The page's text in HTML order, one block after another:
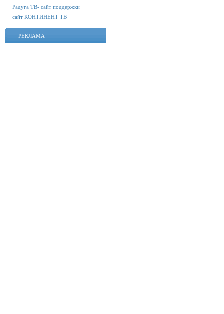
Радуга ТВ- сайт поддержки
сайт КОНТИНЕНТ ТВ
РЕКЛАМА